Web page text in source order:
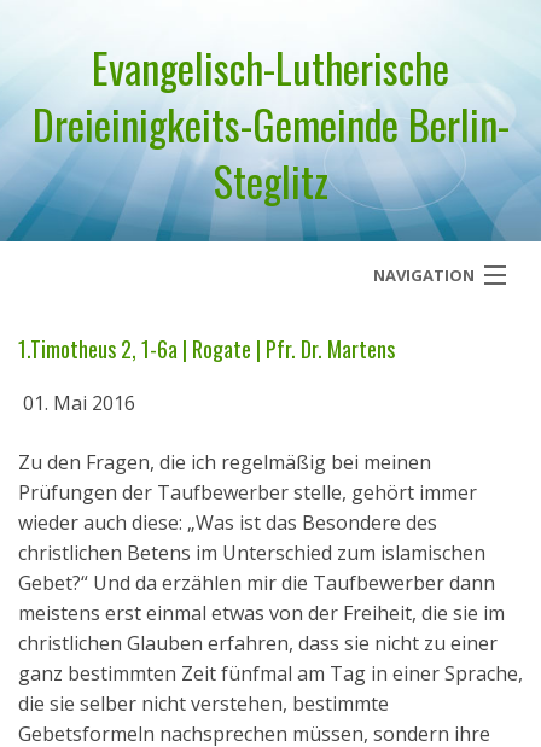
Evangelisch-Lutherische
Dreieinigkeits-Gemeinde Berlin-
Steglitz
NAVIGATION
Über uns
Geistliches Wort
Termine
Aktuelles
Kontakt
English
1.Timotheus 2, 1-6a | Rogate | Pfr. Dr. Martens
01. Mai 2016
Zu den Fragen, die ich regelmäßig bei meinen
Prüfungen der Taufbewerber stelle, gehört immer
wieder auch diese: „Was ist das Besondere des
christlichen Betens im Unterschied zum islamischen
Gebet?“ Und da erzählen mir die Taufbewerber dann
meistens erst einmal etwas von der Freiheit, die sie im
christlichen Glauben erfahren, dass sie nicht zu einer
ganz bestimmten Zeit fünfmal am Tag in einer Sprache,
die sie selber nicht verstehen, bestimmte
Gebetsformeln nachsprechen müssen, sondern ihre